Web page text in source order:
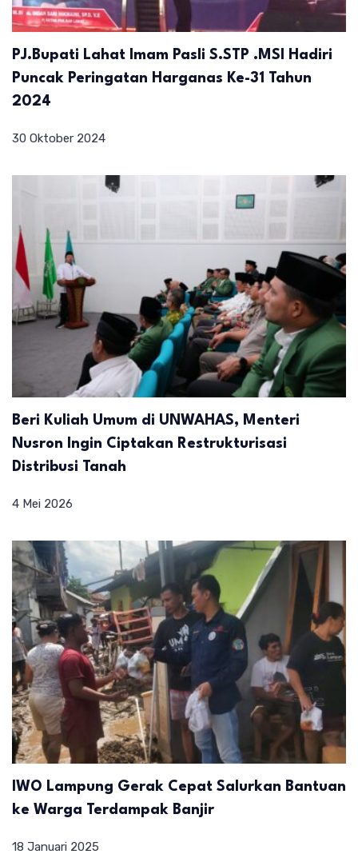
PJ.Bupati Lahat Imam Pasli S.STP .MSI Hadiri
Puncak Peringatan Harganas Ke-31 Tahun
2024
30 Oktober 2024
Beri Kuliah Umum di UNWAHAS, Menteri
Nusron Ingin Ciptakan Restrukturisasi
Distribusi Tanah
4 Mei 2026
IWO Lampung Gerak Cepat Salurkan Bantuan
ke Warga Terdampak Banjir
18 Januari 2025